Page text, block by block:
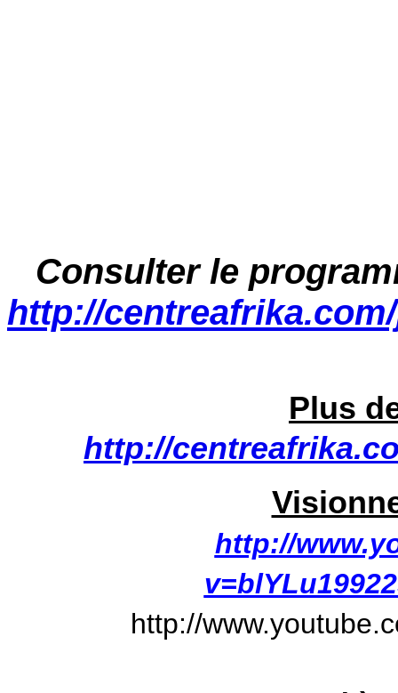
Consulter le
http://
Plus
http://
http://
http://